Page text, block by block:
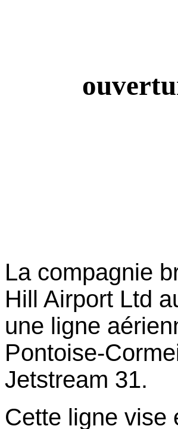
La compagnie
Hill Airport Ltd
une ligne
Pontoise-
Jetstream 31.
Cette ligne vise